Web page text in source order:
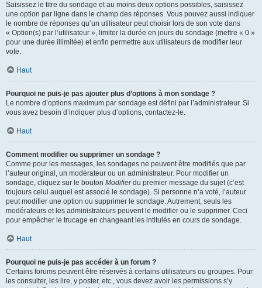
Saisissez le titre du sondage et au moins deux options possibles, saisissez
une option par ligne dans le champ des réponses. Vous pouvez aussi indiquer
le nombre de réponses qu’un utilisateur peut choisir lors de son vote dans
« Option(s) par l’utilisateur », limiter la durée en jours du sondage (mettre « 0 »
pour une durée illimitée) et enfin permettre aux utilisateurs de modifier leur
vote.
Haut
Pourquoi ne puis-je pas ajouter plus d’options à mon sondage ?
Le nombre d’options maximum par sondage est défini par l’administrateur. Si
vous avez besoin d’indiquer plus d’options, contactez-le.
Haut
Comment modifier ou supprimer un sondage ?
Comme pour les messages, les sondages ne peuvent être modifiés que par
l’auteur original, un modérateur ou un administrateur. Pour modifier un
sondage, cliquez sur le bouton Modifierdu premier message du sujet (c’est
toujours celui auquel est associé le sondage). Si personne n’a voté, l’auteur
peut modifier une option ou supprimer le sondage. Autrement, seuls les
modérateurs et les administrateurs peuvent le modifier ou le supprimer. Ceci
pour empêcher le trucage en changeant les intitulés en cours de sondage.
Haut
Pourquoi ne puis-je pas accéder à un forum ?
Certains forums peuvent être réservés à certains utilisateurs ou groupes. Pour
les consulter, les lire, y poster, etc., vous devez avoir les permissions s’y